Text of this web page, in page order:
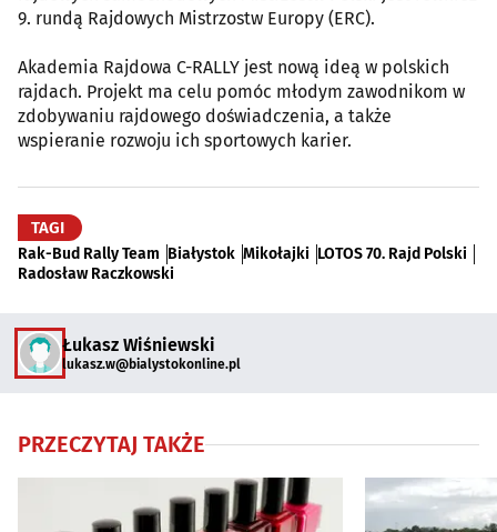
9. rundą Rajdowych Mistrzostw Europy (ERC).
Akademia Rajdowa C-RALLY jest nową ideą w polskich
rajdach. Projekt ma celu pomóc młodym zawodnikom w
zdobywaniu rajdowego doświadczenia, a także
wspieranie rozwoju ich sportowych karier.
TAGI
Rak-Bud Rally Team Białystok Mikołajki LOTOS 70. Rajd Polski
Radosław Raczkowski
Łukasz Wiśniewski
lukasz.w@bialystokonline.pl
PRZECZYTAJ TAKŻE